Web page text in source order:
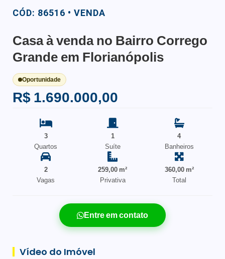
CÓD: 86516 • VENDA
Casa à venda no Bairro Corrego
Grande em Florianópolis
Oportunidade
R$ 1.690.000,00
3
Quartos
1
Suíte
4
Banheiros
2
Vagas
259,00 m²
Privativa
360,00 m²
Total
Entre em contato
Vídeo do Imóvel